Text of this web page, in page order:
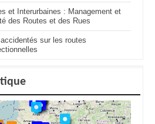
et Interurbaines : Management et
des Routes et des Rues
sur les routes